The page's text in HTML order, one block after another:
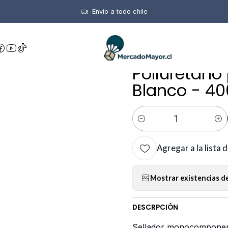
Envío a todo chile
Sellador Dryko Pu40 FLEX Base De
Sellador
Blanco -
Cantidad
Agregar a la lista
Mostrar existencias
DESCRPCIÓN